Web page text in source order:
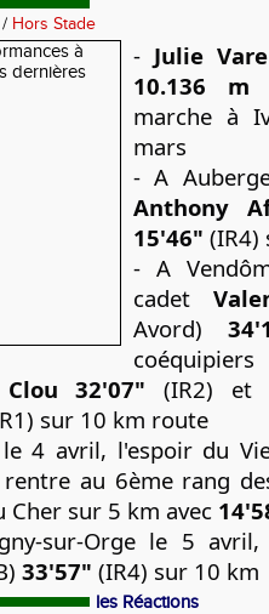
/ Hors Stade
- Julie
10.136 m
marche à
mars
- A
Anthony
15'46" (IR4)
- A
cadet
Avord)
32'07" (IR2) et
sur 10 km route
4 avril, l'espoir du
rentre au 6ème rang
Cher sur 5 km avec
sur-Orge le 5
33'57" (IR4) sur 10 km
les Réactions